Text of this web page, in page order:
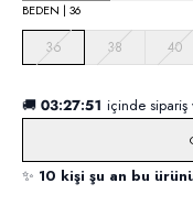
BEDEN | 36
36 38 40
🚚 03:27:50 içinde sipariş
✨ 10 kişi şu an bu